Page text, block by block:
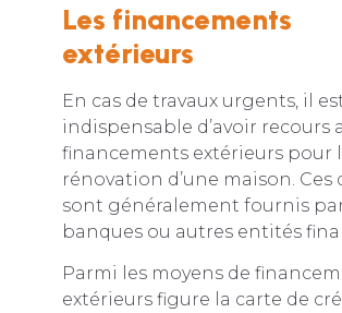
Les financements
extérieurs
En cas de travaux urgents, il
indispensable d’avoir recours
financements extérieurs pour
rénovation d’une maison. Ces
sont généralement fournis
banques ou autres entités
Parmi les moyens de
extérieurs figure la carte de